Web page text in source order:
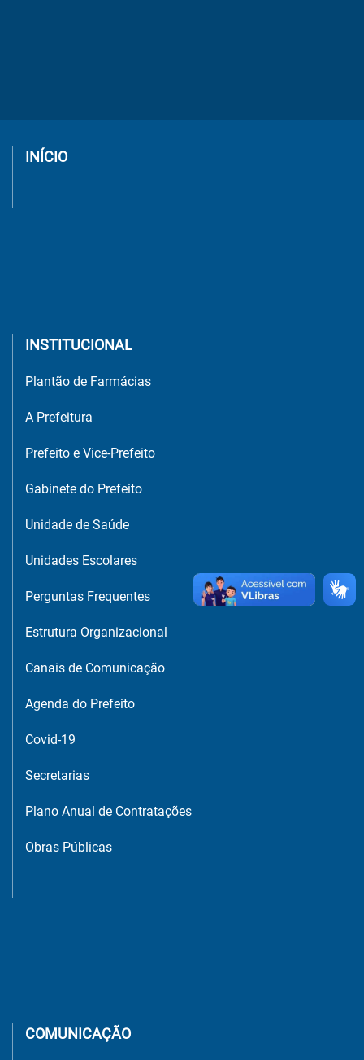
INÍCIO
INSTITUCIONAL
Plantão de Farmácias
A Prefeitura
Prefeito e Vice-Prefeito
Gabinete do Prefeito
Unidade de Saúde
Unidades Escolares
Perguntas Frequentes
Estrutura Organizacional
Canais de Comunicação
Agenda do Prefeito
Covid-19
Secretarias
Plano Anual de Contratações
Obras Públicas
COMUNICAÇÃO